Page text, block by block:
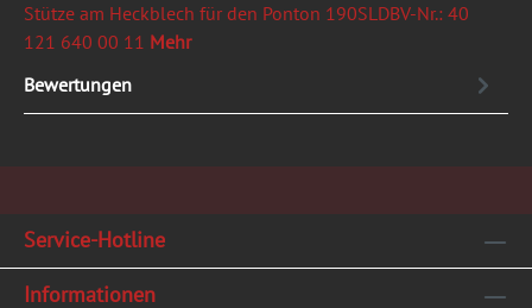
Stütze am Heckblech für den Ponton 190SLDBV-Nr.: 40
121 640 00 11 Mehr
Bewertungen
Service-Hotline
Informationen